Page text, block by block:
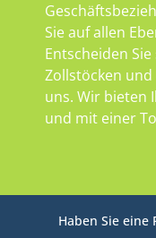
Sie auf allen
Entscheiden
Zollstöcken
uns. Wir bieten
und mit einer
Haben Sie eine